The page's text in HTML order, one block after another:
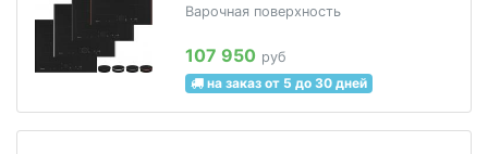
Варочная поверхность
107 950 руб
на заказ от 5 до 30 дней